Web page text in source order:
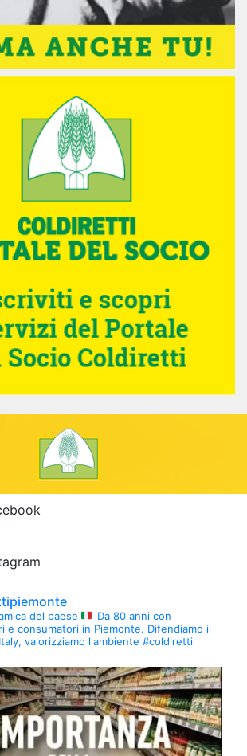
del paese
Da 80 anni con
e consumatori in Piemonte. Difendiamo il
valorizziamo l'ambiente #coldiretti